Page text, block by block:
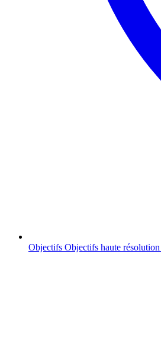
Objectifs Objectifs haute